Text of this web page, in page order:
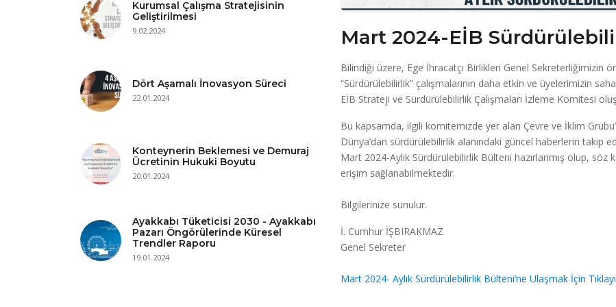
Kurumsal Çalışma Stratejisinin
Geliştirilmesi
9.02.2024
Dört Aşamalı İnovasyon Süreci
22.01.2024
Konteynerin Beklemesi ve Demuraj
Ücretinin Hukuki Boyutu
20.01.2024
Ayakkabı Tüketicisi 2030 - Ayakkabı
Pazarı Öngörülerinde Küresel
Trendler Raporu
19.01.2024
Mart 2024-EİB
Bilindiği üzere, Ege İhracatçı Birlikleri Genel Sekreterliğimizin
“Sürdürülebilirlik” çalışmalarının daha etkin ve üyelerimizin
EİB Strateji ve Sürdürülebilirlik Çalışmaları İzleme Komitesi
Bu kapsamda, ilgili komitemizde yer alan Çevre ve İklim
Dünya’dan sürdürülebilirlik alanındaki güncel haberlerin takip
Mart 2024-Aylık Sürdürülebilirlik Bülteni hazırlanmış olup, söz
erişim sağlanabilmektedir.
Bilgilerinize sunulur.
İ. Cumhur İŞBIRAKMAZ
Genel Sekreter
Mart 2024- Aylık Sürdürülebilirlik Bülteni’ne Ulaşmak İçin